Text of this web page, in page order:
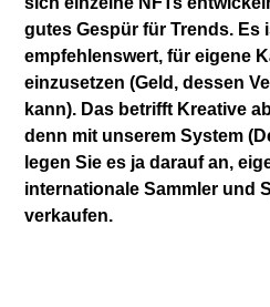
gutes Gespür für Trends. Es
empfehlenswert, für eigene
einzusetzen (Geld, dessen
kann). Das betrifft Kreative
denn mit unserem System
legen Sie es ja darauf an,
internationale Sammler und
verkaufen.